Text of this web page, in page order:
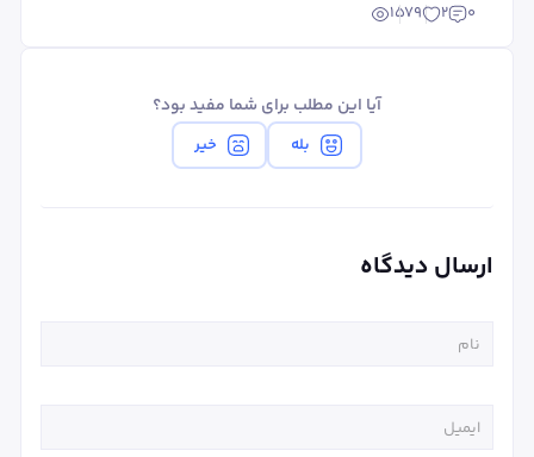
0
2
1579
آیا این مطلب برای شما مفید بود؟
بله خیر
ارسال دیدگاه